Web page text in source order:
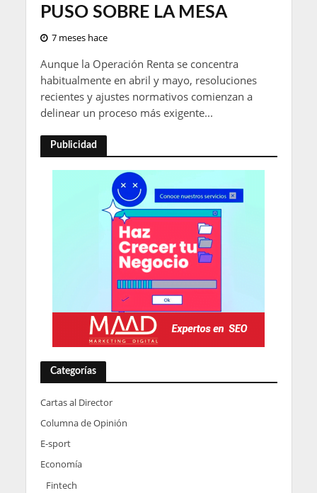
PUSO SOBRE LA MESA
7 meses hace
Aunque la Operación Renta se concentra
habitualmente en abril y mayo, resoluciones
recientes y ajustes normativos comienzan a
delinear un proceso más exigente...
Publicidad
Categorías
Cartas al Director
Columna de Opinión
E-sport
Economía
Fintech